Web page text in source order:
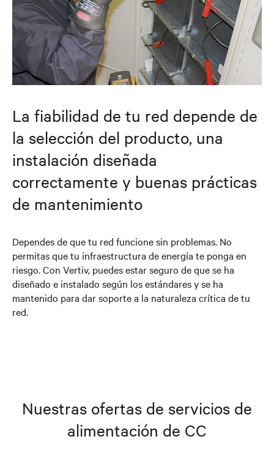
La fiabilidad de tu red depende de
la selección del producto, una
instalación diseñada
correctamente y buenas prácticas
de mantenimiento
Dependes de que tu red funcione sin problemas. No
permitas que tu infraestructura de energía te ponga en
riesgo. Con Vertiv, puedes estar seguro de que se ha
diseñado e instalado según los estándares y se ha
mantenido para dar soporte a la naturaleza crítica de tu
red.
Nuestras ofertas de servicios de
alimentación de CC